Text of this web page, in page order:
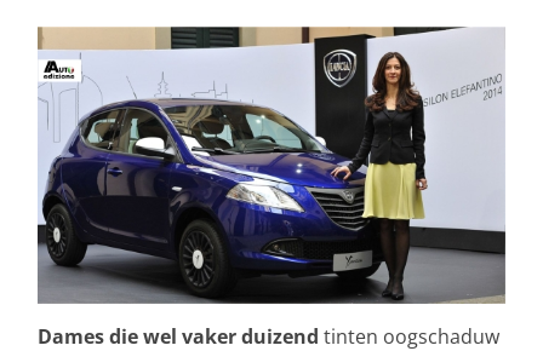
Dames die wel vaker duizend tinten oogschaduw